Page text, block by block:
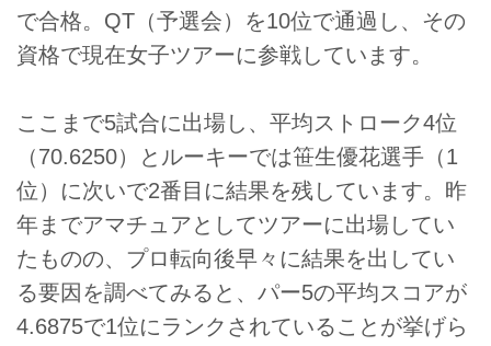
で合格。QT（予選会）を10位で通過し、その
資格で現在女子ツアーに参戦しています。
ここまで5試合に出場し、平均ストローク4位
（70.6250）とルーキーでは笹生優花選手（1
位）に次いで2番目に結果を残しています。昨
年までアマチュアとしてツアーに出場してい
たものの、プロ転向後早々に結果を出してい
る要因を調べてみると、パー5の平均スコアが
4.6875で1位にランクされていることが挙げら